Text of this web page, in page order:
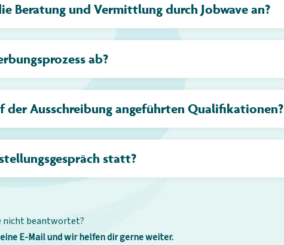
Beratung und Vermittlung durch Jobwave an?
ab?
der Ausschreibung angeführten Qualifikationen?
statt?
nicht beantwortet?
E-Mail und wir helfen dir gerne weiter.